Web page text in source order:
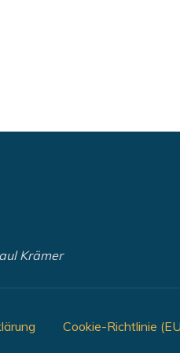
Krämer
Cookie-Richtlinie